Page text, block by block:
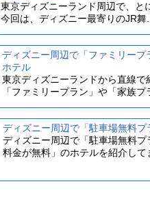
東京ディズニーランド周辺で、と
今回は、ディズニー最寄りのJR舞...
ディズニー周辺で「ファミリー
ホテル
東京ディズニーランドから直線で
「ファミリープラン」や「家族プ
ディズニー周辺で「駐車場無料
ディズニー周辺で「駐車場無料
料金が無料」のホテルを紹介して